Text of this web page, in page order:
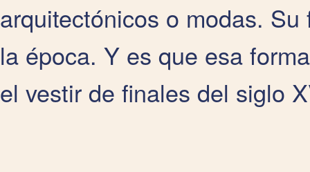
arquitectónicos o modas.
la época. Y es que esa
el vestir de finales del siglo